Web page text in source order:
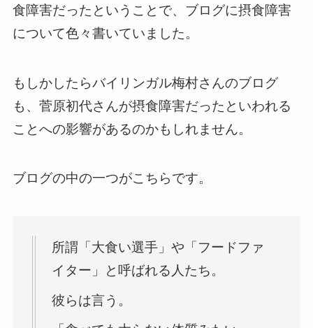
食障害だったということで、ブログに摂食障害
について色々書いていました。
もしかしたらバイリンガル梅村さんのブログ
も、菅原初代さんが摂食障害だったといわれる
ことへの影響があるのかもしれません。
ブログの中の一つがこちらです。
所謂「大食い選手」や「フードファ
イター」と呼ばれる人たち。
彼らは言う。